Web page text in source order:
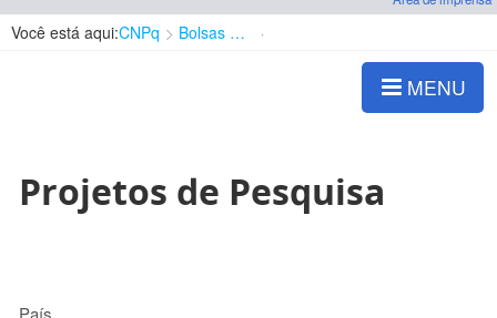
Você está aqui:CNPq Bolsas e Auxílios Vigentes
MENU
Projetos de Pesquisa
País